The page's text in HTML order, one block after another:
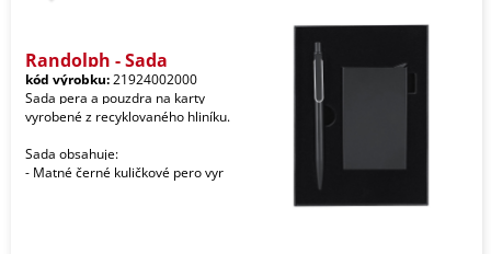
Randolph - Sada
kód výrobku:21924002000
Sada pera a pouzdra na karty
vyrobené z recyklovaného hliníku.
Sada obsahuje:
- Matné černé kuličkové pero vyr